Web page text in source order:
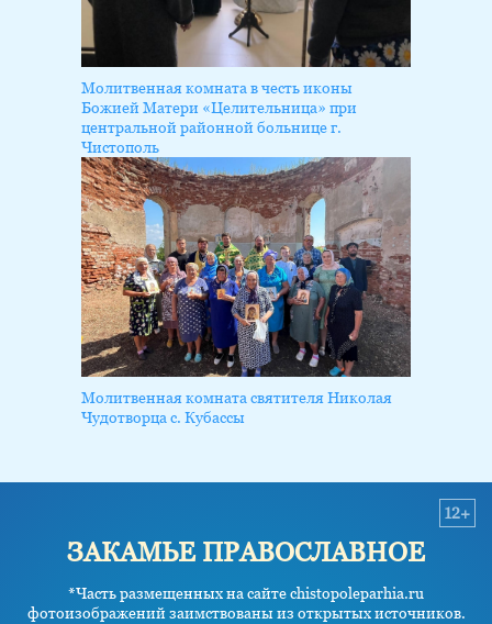
Молитвенная комната в честь иконы
Божией Матери «Целительница» при
центральной районной больнице г.
Чистополь
Молитвенная комната святителя Николая
Чудотворца с. Кубассы
ЗАКАМЬЕ ПРАВОСЛАВНОЕ
*Часть размещенных на сайте chistopoleparhia.ru
фотоизображений заимствованы из открытых источников.
12+